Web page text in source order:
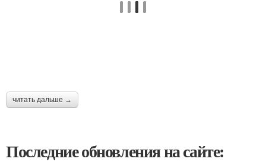
читать дальше →
Последние обновления на сайте: